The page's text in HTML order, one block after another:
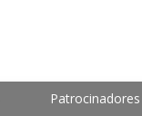
Patrocinadores